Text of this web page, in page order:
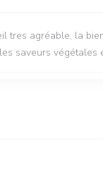
tres agréable, la
saveurs